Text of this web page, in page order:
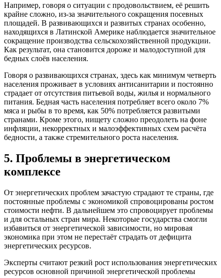
Например, говоря о ситуации с продовольствием, её решить
крайне сложно, из-за значительного сокращения посевных
площадей. В развивающихся и развитых странах особенно,
находящихся в Латинской Америке наблюдается значительное
сокращение производства сельскохозяйственной продукции.
Как результат, она становится дороже и малодоступной для
бедных слоёв населения.
Говоря о развивающихся странах, здесь как минимум четверть
населения проживает в условиях антисанитарии и постоянно
страдает от отсутствия питьевой воды, жилья и нормального
питания. Бедная часть населения потребляет всего около 7%
мяса и рыбы в то время, как 50% потребляется развитыми
странами. Кроме этого, нищету сложно преодолеть на фоне
инфляции, некорректных и малоэффективных схем расчёта
бедности, а также стремительного роста населения.
5. Проблемы в энергетическом
комплексе
От энергетических проблем зачастую страдают те страны, где
постоянные проблемы с экономикой спровоцированы ростом
стоимости нефти. В дальнейшем это спровоцирует проблемы
и для остальных стран мира. Некоторые государства смогли
избавиться от энергетической зависимости, но мировая
экономика при этом не перестаёт страдать от дефицита
энергетических ресурсов.
Эксперты считают резкий рост использования энергетических
ресурсов основной причиной энергетической проблемы